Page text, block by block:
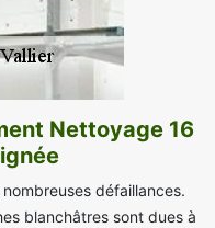
Nettoyage 16
défaillances.
blanchâtres sont dues à